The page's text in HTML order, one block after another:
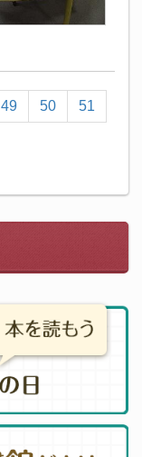
49 50 51